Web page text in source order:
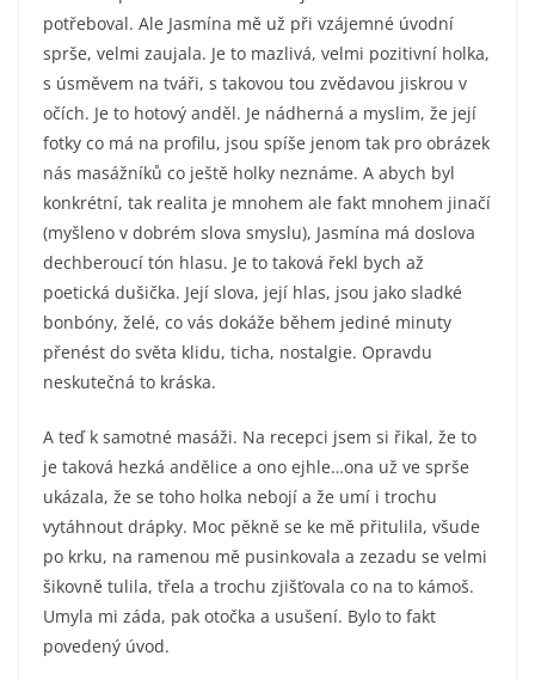
potřeboval. Ale Jasmína mě už při vzájemné úvodní
sprše, velmi zaujala. Je to mazlivá, velmi pozitivní holka,
s úsměvem na tváři, s takovou tou zvědavou jiskrou v
očích. Je to hotový anděl. Je nádherná a myslim, že její
fotky co má na profilu, jsou spíše jenom tak pro obrázek
nás masážníků co ještě holky neznáme. A abych byl
konkrétní, tak realita je mnohem ale fakt mnohem jinačí
(myšleno v dobrém slova smyslu), Jasmína má doslova
dechberoucí tón hlasu. Je to taková řekl bych až
poetická dušička. Její slova, její hlas, jsou jako sladké
bonbóny, želé, co vás dokáže během jediné minuty
přenést do světa klidu, ticha, nostalgie. Opravdu
neskutečná to kráska.
A teď k samotné masáži. Na recepci jsem si řikal, že to
je taková hezká andělice a ono ejhle…ona už ve sprše
ukázala, že se toho holka nebojí a že umí i trochu
vytáhnout drápky. Moc pěkně se ke mě přitulila, všude
po krku, na ramenou mě pusinkovala a zezadu se velmi
šikovně tulila, třela a trochu zjišťovala co na to kámoš.
Umyla mi záda, pak otočka a usušení. Bylo to fakt
povedený úvod.